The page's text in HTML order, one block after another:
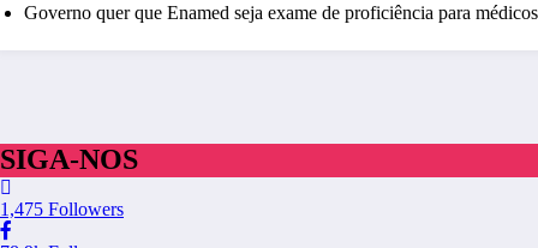
Governo quer que Enamed seja exame de proficiência para médicos
SIGA-NOS
1,475 Followers